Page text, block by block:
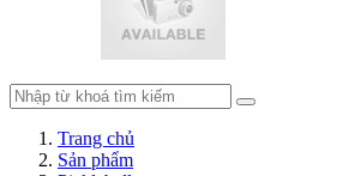
Trang chủ
Sản phẩm